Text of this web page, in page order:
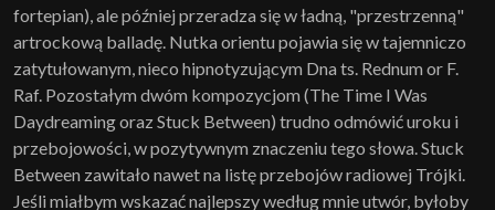
fortepian), ale później przeradza się w ładną, "przestrzenną"
artrockową balladę. Nutka orientu pojawia się w tajemniczo
zatytułowanym, nieco hipnotyzującym Dna ts. Rednum or F.
Raf. Pozostałym dwóm kompozycjom (The Time I Was
Daydreaming oraz Stuck Between) trudno odmówić uroku i
przebojowości, w pozytywnym znaczeniu tego słowa. Stuck
Between zawitało nawet na listę przebojów radiowej Trójki.
Jeśli miałbym wskazać najlepszy według mnie utwór, byłoby